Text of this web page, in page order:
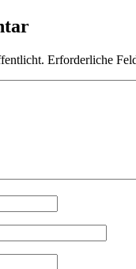
Erforderliche